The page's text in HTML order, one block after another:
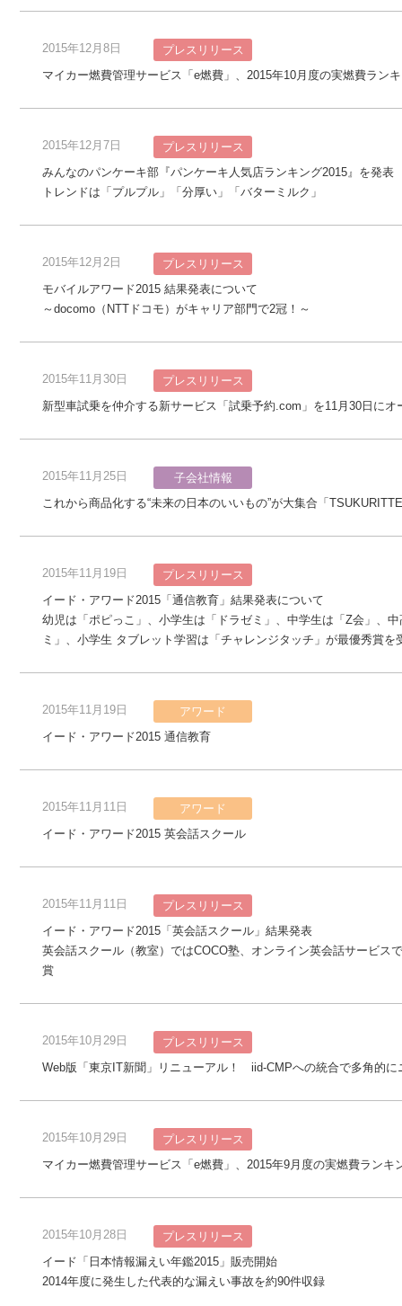
2015年12月8日
プレスリリース
マイカー燃費管理サービス「e燃費」、2015年10月度の実燃費ラン
2015年12月7日
プレスリリース
みんなのパンケーキ部『パンケーキ人気店ランキング2015』を発表
トレンドは「プルプル」「分厚い」「バターミルク」
2015年12月2日
プレスリリース
モバイルアワード2015 結果発表について
～docomo（NTTドコモ）がキャリア部門で2冠！～
2015年11月30日
プレスリリース
新型車試乗を仲介する新サービス「試乗予約.com」を11月30日にオ
2015年11月25日
子会社情報
これから商品化する“未来の日本のいいもの”が大集合「
2015年11月19日
プレスリリース
イード・アワード2015「通信教育」結果発表について
幼児は「ポピっこ」、小学生は「ドラゼミ」、中学生は「Z会」、
ミ」、小学生 タブレット学習は「チャレンジタッチ」が最優秀賞を
2015年11月19日
アワード
イード・アワード2015 通信教育
2015年11月11日
アワード
イード・アワード2015 英会話スクール
2015年11月11日
プレスリリース
イード・アワード2015「英会話スクール」結果発表
英会話スクール（教室）ではCOCO塾、オンライン英会話サービス
賞
2015年10月29日
プレスリリース
Web版「東京IT新聞」リニューアル！ iid-CMPへの統合で多角的に
2015年10月29日
プレスリリース
マイカー燃費管理サービス「e燃費」、2015年9月度の実燃費ランキ
2015年10月28日
プレスリリース
イード「日本情報漏えい年鑑2015」販売開始
2014年度に発生した代表的な漏えい事故を約90件収録